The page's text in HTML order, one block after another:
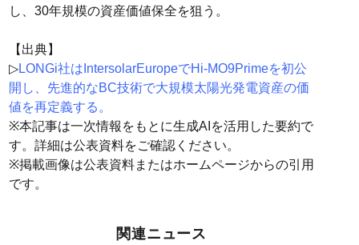
し、30年規模の資産価値保全を狙う。
【出典】
▷LONGi社はIntersolarEuropeでHi-MO9Primeを初公
開し、先進的なBC技術で大規模太陽光発電資産の価
値を再定義する。
※本記事は一次情報をもとに生成AIを活用した要約で
す。詳細は公表資料をご確認ください。
※掲載画像は公表資料またはホームページからの引用
です。
関連ニュース